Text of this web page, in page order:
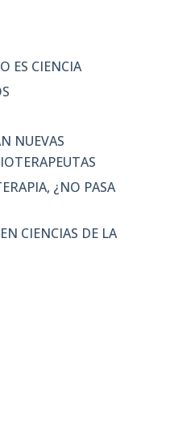
ES CIENCIA
NUEVAS
¿NO PASA
CIENCIAS DE LA